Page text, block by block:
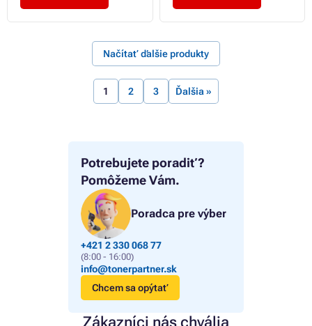
Potrebujete poradiť?
Pomôžeme Vám.
Poradca pre výber
+421 2 330 068 77
(8:00 - 16:00)
info@tonerpartner.sk
Chcem sa opýtať
Zákazníci nás chvália
Načítať ďalšie produkty
1 2 3 Ďalšia »